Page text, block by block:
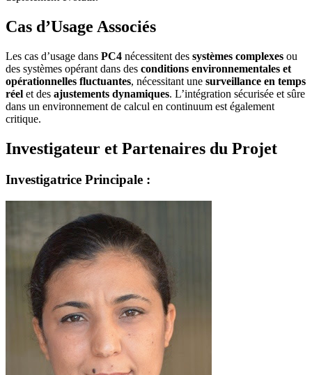
Cas d’Usage Associés
Les cas d’usage dans PC4 nécessitent des systèmes complexes ou
des systèmes opérant dans des conditions environnementales et
opérationnelles fluctuantes, nécessitant une surveillance en temps
réel et des ajustements dynamiques. L’intégration sécurisée et sûre
dans un environnement de calcul en continuum est également
critique.
Investigateur et Partenaires du Projet
Investigatrice Principale :